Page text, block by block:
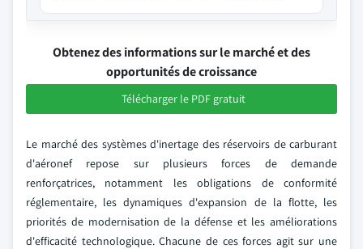
Obtenez des informations sur le marché et des
opportunités de croissance
Télécharger le PDF gratuit
Le marché des systèmes d'inertage des réservoirs de carburant
d'aéronef repose sur plusieurs forces de demande
renforçatrices, notamment les obligations de conformité
réglementaire, les dynamiques d'expansion de la flotte, les
priorités de modernisation de la défense et les améliorations
d'efficacité technologique. Chacune de ces forces agit sur une